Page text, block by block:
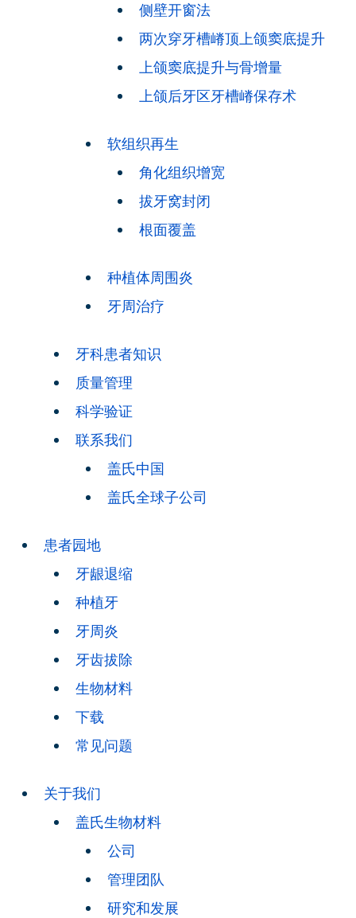
侧壁开窗法
两次穿牙槽嵴顶上颌窦底提升
上颌窦底提升与骨增量
上颌后牙区牙槽嵴保存术
软组织再生
角化组织增宽
拔牙窝封闭
根面覆盖
种植体周围炎
牙周治疗
牙科患者知识
质量管理
科学验证
联系我们
盖氏中国
盖氏全球子公司
患者园地
牙龈退缩
种植牙
牙周炎
牙齿拔除
生物材料
下载
常见问题
关于我们
盖氏生物材料
公司
管理团队
研究和发展